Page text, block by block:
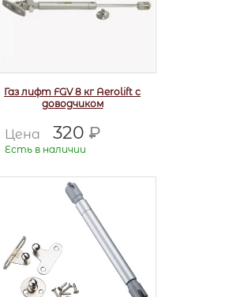
Газ лифт FGV 8 кг Aerolift с
доводчиком
Цена 320 Р
Есть в наличии